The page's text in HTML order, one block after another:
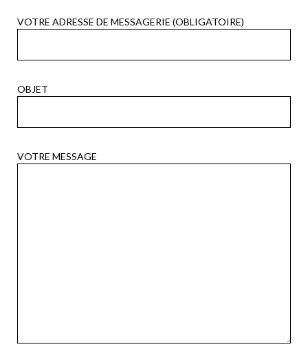
VOTRE ADRESSE DE MESSAGERIE (OBLIGATOIRE)
OBJET
VOTRE MESSAGE